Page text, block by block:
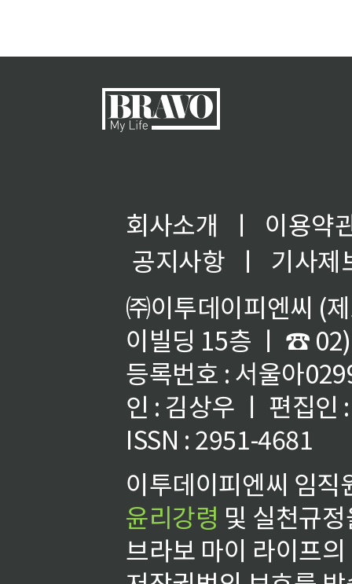
회사소개 ㅣ
이용약
공지사항
ㅣ
기사제
㈜이투데이피엔씨 (
이빌딩 15층 ㅣ ☎
등록번호 : 서울아
인 : 김상우 ㅣ 편집인
ISSN : 2951-4681
이투데이피엔씨 임
윤리강령 및 실천규
브라보 마이 라이프